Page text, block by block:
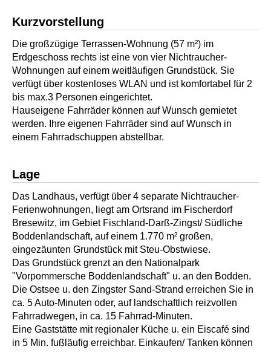
Kurzvorstellung
Die großzügige Terrassen-Wohnung (57 m²) im
Erdgeschoss rechts ist eine von vier Nichtraucher-
Wohnungen auf einem weitläufigen Grundstück. Sie
verfügt über kostenloses WLAN und ist komfortabel für 2
bis max.3 Personen eingerichtet.
Hauseigene Fahrräder können auf Wunsch gemietet
werden. Ihre eigenen Fahrräder sind auf Wunsch in
einem Fahrradschuppen abstellbar.
Lage
Das Landhaus, verfügt über 4 separate Nichtraucher-
Ferienwohnungen, liegt am Ortsrand im Fischerdorf
Bresewitz, im Gebiet Fischland-Darß-Zingst/ Südliche
Boddenlandschaft, auf einem 1.770 m² großen,
eingezäunten Grundstück mit Steu-Obstwiese.
Das Grundstück grenzt an den Nationalpark
"Vorpommersche Boddenlandschaft" u. an den Bodden.
Die Ostsee u. den Zingster Sand-Strand erreichen Sie in
ca. 5 Auto-Minuten oder, auf landschaftlich reizvollen
Fahrradwegen, in ca. 15 Fahrrad-Minuten.
Eine Gaststätte mit regionaler Küche u. ein Eiscafé sind
in 5 Min. fußläufig erreichbar. Einkaufen/ Tanken können